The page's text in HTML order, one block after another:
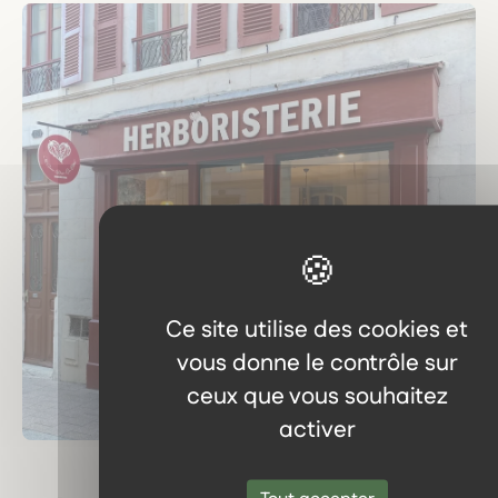
Ce site utilise des cookies et
vous donne le contrôle sur
ceux que vous souhaitez
activer